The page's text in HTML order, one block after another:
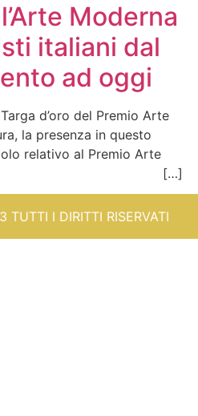
Moderna
italiani dal
ad oggi
d’oro del Premio Arte
la presenza in questo
relativo al Premio Arte
74. […]
TUTTI I DIRITTI RISERVATI